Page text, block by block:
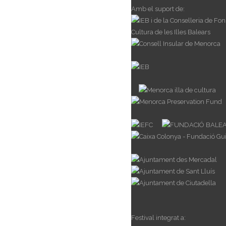
Amb el suport de:
Festival integrat a: